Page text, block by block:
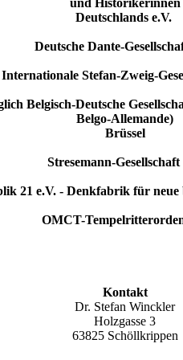
und Historikerinnen
Deutschlands e.V.
Deutsche Dante-
Internationale Stefan-Zweig-
Belgisch-Deutsche
Belgo-Allemande)
Brüssel
Stresemann-Gesellschaft
21 e.V. - Denkfabrik für
OMCT-
Kontakt
Dr. Stefan Winckler
Holzgasse 3
63825 Schöllkrippen